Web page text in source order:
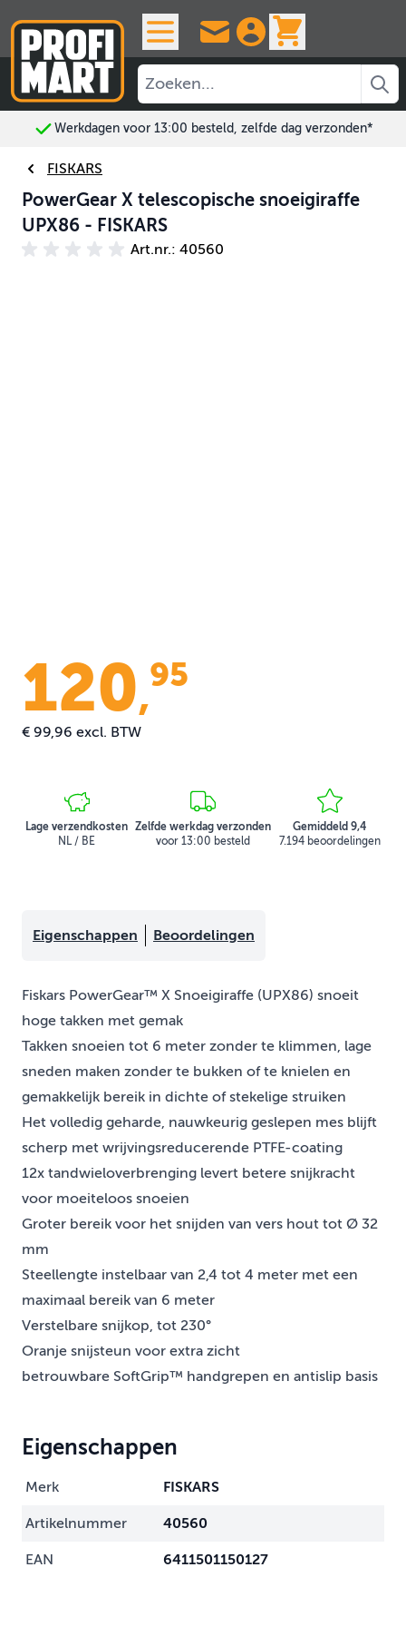
Werkdagen voor 13:00 besteld, zelfde dag verzonden*
FISKARS
PowerGear X telescopische snoeigiraffe
UPX86 - FISKARS
Art.nr.: 40560
120,95
€ 99,96 excl. BTW
Lage verzendkosten
NL / BE
Zelfde werkdag verzonden
voor 13:00 besteld
Gemiddeld 9,4
7.194 beoordelingen
Eigenschappen Beoordelingen
Fiskars PowerGear™ X Snoeigiraffe (UPX86) snoeit
hoge takken met gemak
Takken snoeien tot 6 meter zonder te klimmen, lage
sneden maken zonder te bukken of te knielen en
gemakkelijk bereik in dichte of stekelige struiken
Het volledig geharde, nauwkeurig geslepen mes blijft
scherp met wrijvingsreducerende PTFE-coating
12x tandwieloverbrenging levert betere snijkracht
voor moeiteloos snoeien
Groter bereik voor het snijden van vers hout tot Ø 32
mm
Steellengte instelbaar van 2,4 tot 4 meter met een
maximaal bereik van 6 meter
Verstelbare snijkop, tot 230°
Oranje snijsteun voor extra zicht
betrouwbare SoftGrip™ handgrepen en antislip basis
Eigenschappen
Merk FISKARS
Artikelnummer 40560
EAN 6411501150127